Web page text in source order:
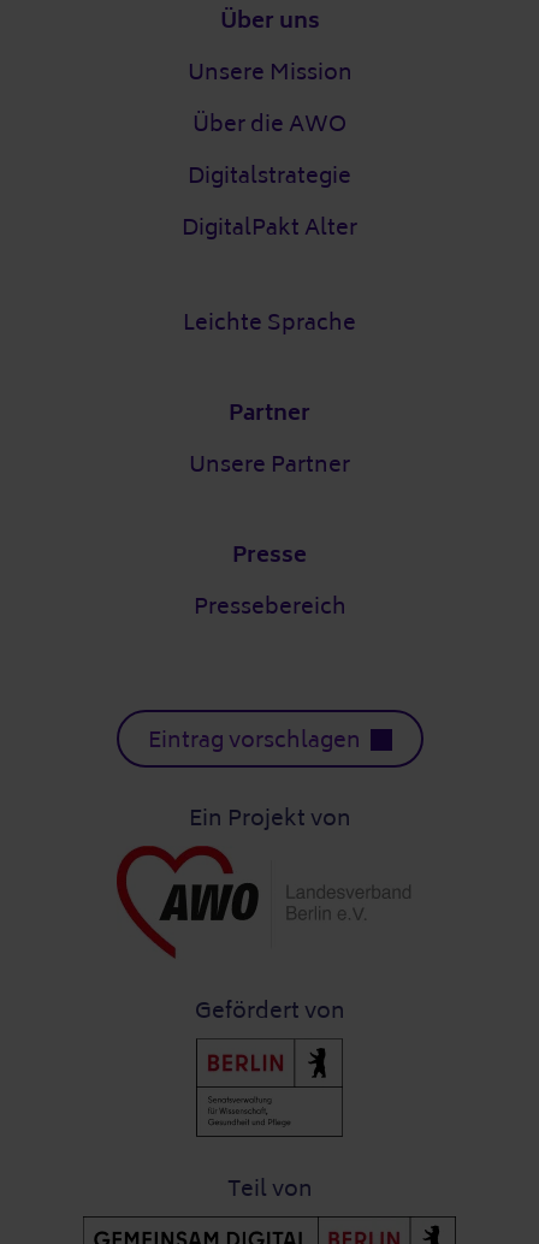
Über uns
Unsere Mission
Über die AWO
Digitalstrategie
DigitalPakt Alter
Leichte Sprache
Partner
Unsere Partner
Presse
Pressebereich
Eintrag vorschlagen
Ein Projekt von
Gefördert von
Teil von